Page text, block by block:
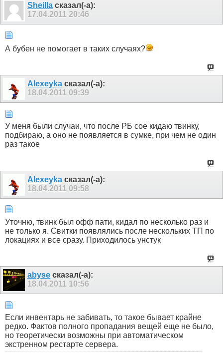
Sheilla сказал(-а):
17.04.2011 20:46
А бубен не помогает в таких случаях?
Alexeyka сказал(-а):
18.04.2011 09:39
У меня были случаи, что после РБ сое кидаю твинку,
подбираю, а оно не появляется в сумке, при чем не один
раз такое
Alexeyka сказал(-а):
18.04.2011 09:58
Уточню, твинк был офф пати, кидал по несколько раз и
не только я. Свитки появлялись после нескольких ТП по
локациях и все сразу. Приходилось унстук
abyse сказал(-а):
18.04.2011 10:56
Если инвентарь не забивать, то такое бывает крайне
редко. Фактов полного пропадания вещей еще не было,
но теоретически возможны при автоматическом
экстренном рестарте сервера.